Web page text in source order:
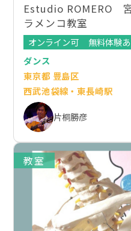
Estudio ROMERO
ラメンコ教室
オンライン可
無料体験
ダンス
東京都 豊島区
西武池袋線・東長崎駅
片桐勝彦
教室